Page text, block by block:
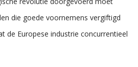
die goede voornemens vergiftigd
de Europese industrie concurrentieel